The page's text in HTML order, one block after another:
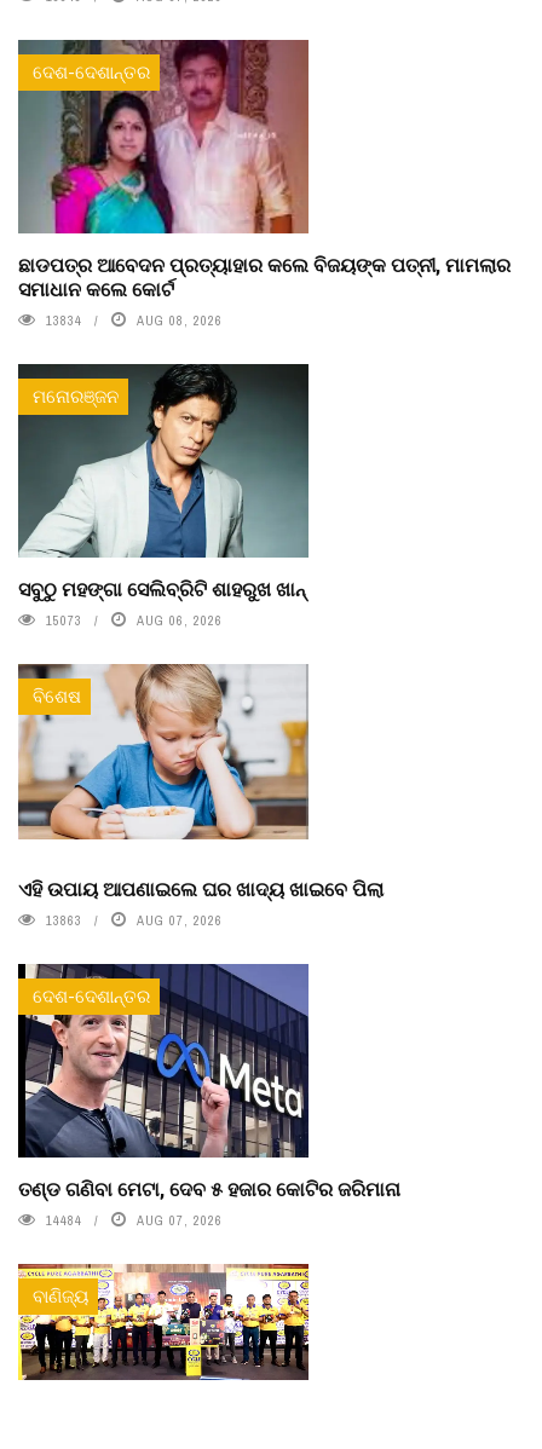
ଦେଶ-ଦେଶାନ୍ତର
ଛାଡପତ୍ର ଆବେଦନ ପ୍ରତ୍ୟାହାର କଲେ ବିଜୟଙ୍କ ପତ୍ନୀ, ମାମଲାର
ସମାଧାନ କଲେ କୋର୍ଟ
13834 AUG 08, 2026
ମନୋରଞ୍ଜନ
ସବୁଠୁ ମହଙ୍ଗା ସେଲିବ୍ରିଟି ଶାହରୁଖ ଖାନ୍
15073 AUG 06, 2026
ବିଶେଷ
ଏହି ଉପାୟ ଆପଣାଇଲେ ଘର ଖାଦ୍ୟ ଖାଇବେ ପିଲା
13863 AUG 07, 2026
ଦେଶ-ଦେଶାନ୍ତର
ତଣ୍ଡ ଗଣିବା ମେଟା, ଦେବ ୫ ହଜାର କୋଟିର ଜରିମାନା
14484 AUG 07, 2026
ବାଣିଜ୍ୟ